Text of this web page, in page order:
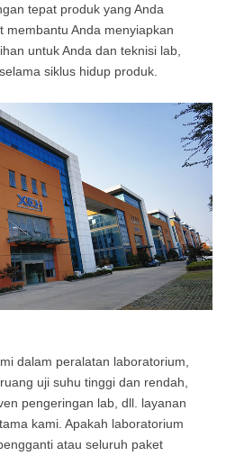
tepat produk yang Anda
membantu Anda menyiapkan
untuk Anda dan teknisi lab,
siklus hidup produk.
dalam peralatan laboratorium,
ruang uji suhu tinggi dan rendah,
pengeringan lab, dll. layanan
kami. Apakah laboratorium
atau seluruh paket